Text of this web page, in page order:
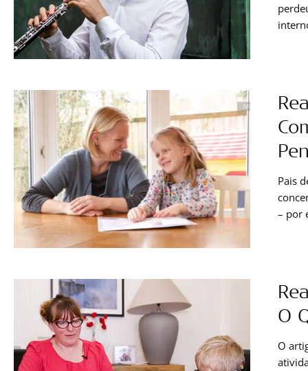
Pais
– por
O
O